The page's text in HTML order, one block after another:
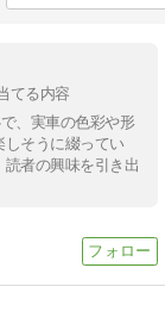
てる内容
、実車の色彩や形
しそうに綴ってい
者の興味を引き出